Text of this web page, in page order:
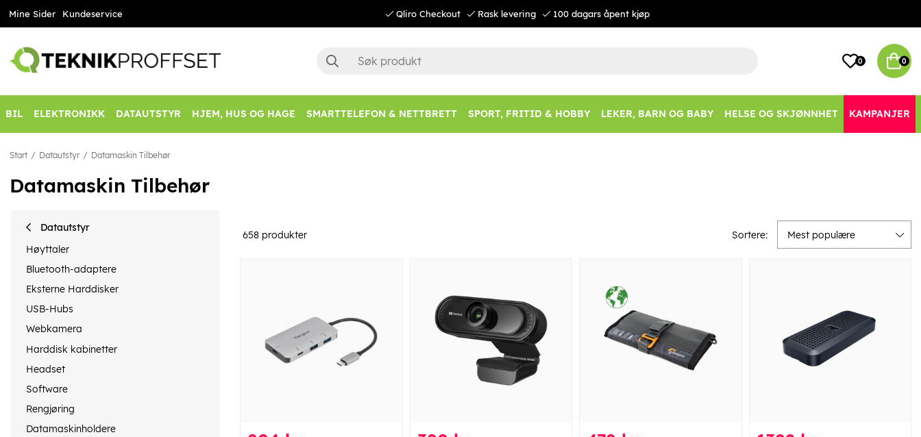
Mine Sider Kundeservice Qliro Checkout Rask levering 100 dagars åpent kjøp
0 0
BIL ELEKTRONIKK DATAUTSTYR HJEM, HUS OG HAGE SMARTTELEFON & NETTBRETT SPORT, FRITID & HOBBY LEKER, BARN OG BABY HELSE OG SKJØNNHET KAMPANJER
Start Datautstyr Datamaskin Tilbehør
Datamaskin Tilbehør
Datautstyr
Høyttaler
Bluetooth-adaptere
Eksterne Harddisker
USB-Hubs
Webkamera
Harddisk kabinetter
Headset
Software
Rengjøring
Datamaskinholdere
658 produkter Sortere: Mest populære